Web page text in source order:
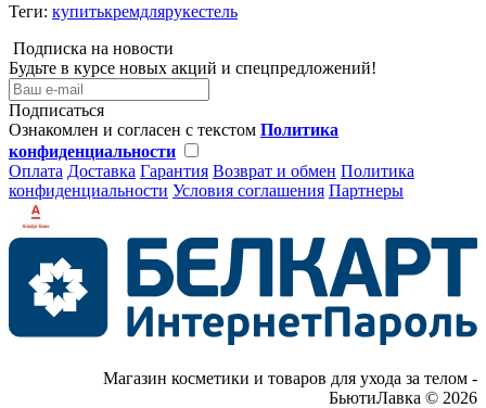
Теги: купитькремдлярукестель
Подписка на новости
Будьте в курсе новых акций и спецпредложений!
Подписаться
Ознакомлен и согласен с текстом Политика
конфиденциальности
Оплата Доставка Гарантия Возврат и обмен Политика
конфиденциальности Условия соглашения Партнеры
Магазин косметики и товаров для ухода за телом -
БьютиЛавка © 2026